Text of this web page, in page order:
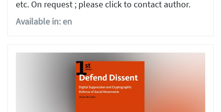
etc. On request ; please click to contact author.
Available in: en